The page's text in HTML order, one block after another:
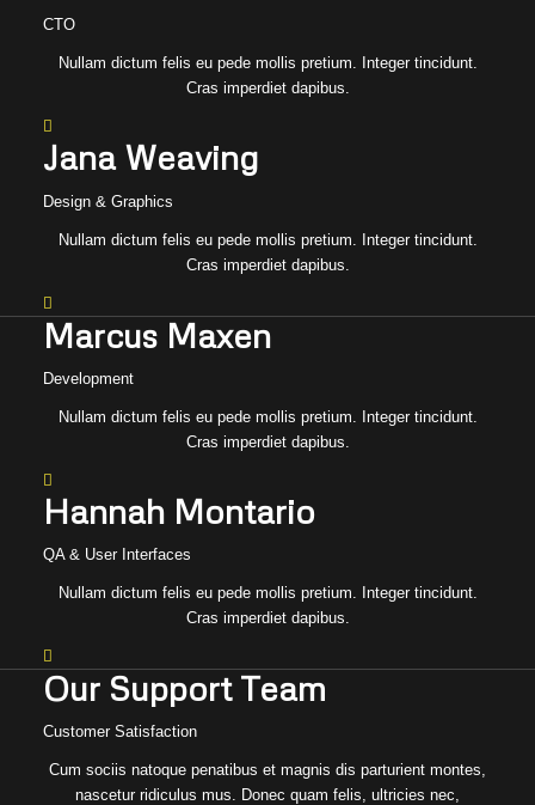
CTO
Nullam dictum felis eu pede mollis pretium. Integer tincidunt.
Cras imperdiet dapibus.
Jana Weaving
Design & Graphics
Nullam dictum felis eu pede mollis pretium. Integer tincidunt.
Cras imperdiet dapibus.
Marcus Maxen
Development
Nullam dictum felis eu pede mollis pretium. Integer tincidunt.
Cras imperdiet dapibus.
Hannah Montario
QA & User Interfaces
Nullam dictum felis eu pede mollis pretium. Integer tincidunt.
Cras imperdiet dapibus.
Our Support Team
Customer Satisfaction
Cum sociis natoque penatibus et magnis dis parturient montes,
nascetur ridiculus mus. Donec quam felis, ultricies nec,